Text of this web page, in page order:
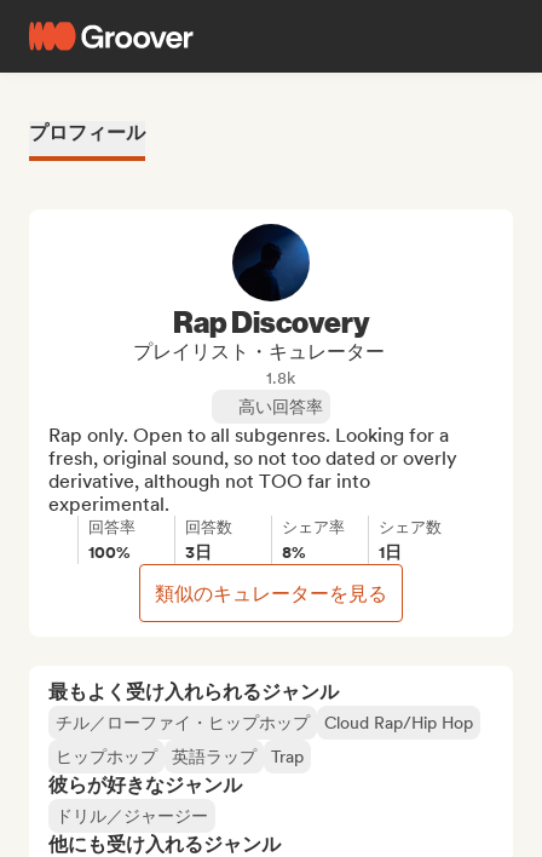
プロフィール
最もよく受け入れられるジャンル
チル／ローファイ・ヒップホップ
Cloud Rap/Hip Hop
ヒップホップ
英語ラップ Trap
彼らが好きなジャンル
ドリル／ジャージー
他にも受け入れるジャンル
Rap Discovery
プレイリスト・キュレーター
1.8k
高い回答率
Rap only. Open to all subgenres. Looking for a
fresh, original sound, so not too dated or overly
derivative, although not TOO far into
experimental.
回答率
100%
回答数
3日
シェア率
8%
シェア数
1日
類似のキュレーターを見る